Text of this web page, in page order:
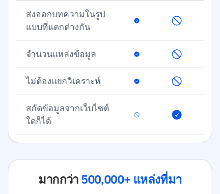
ส่งออกบทความในรูป
แบบที่แตกต่างกัน
จำนวนแหล่งข้อมูล
ไม่ต้องแยกวิเคราะห์
สกัดข้อมูลจากเว็บไซต์
ใดก็ได้
มากกว่า500,000+ แหล่งที่มา